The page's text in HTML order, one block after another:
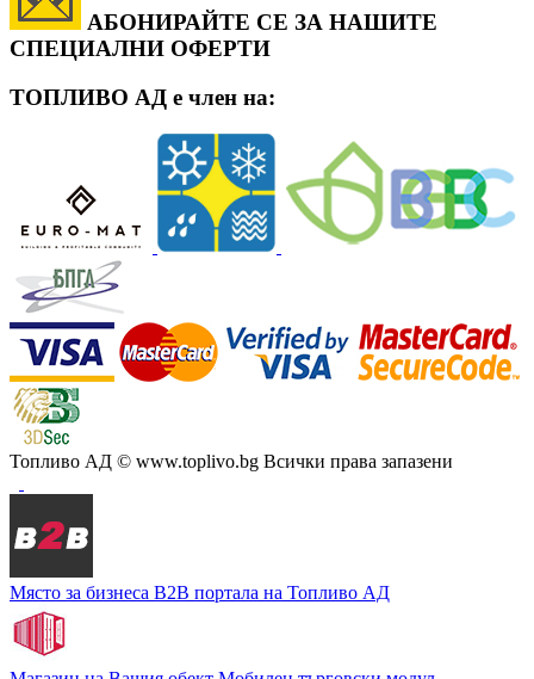
АБОНИРАЙТЕ СЕ ЗА НАШИТЕ
СПЕЦИАЛНИ ОФЕРТИ
ТОПЛИВО АД е член на:
Топливо АД © www.toplivo.bg Всички права запазени
Място за бизнеса В2В портала на Топливо АД